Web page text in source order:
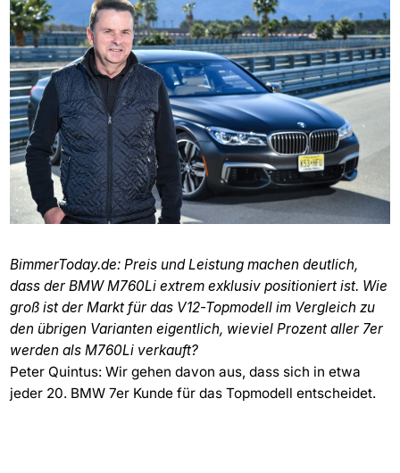
BimmerToday.de: Preis und Leistung machen deutlich,
dass der BMW M760Li extrem exklusiv positioniert ist. Wie
groß ist der Markt für das V12-Topmodell im Vergleich zu
den übrigen Varianten eigentlich, wieviel Prozent aller 7er
werden als M760Li verkauft?
Peter Quintus: Wir gehen davon aus, dass sich in etwa
jeder 20. BMW 7er Kunde für das Topmodell entscheidet.